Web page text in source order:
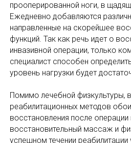
прооперированной ноги, в
Ежедневно добавляются
направленные на скорейшее
функций. Так как речь идет о
инвазивной операции, только
специалист способен
уровень нагрузки будет
Помимо лечебной физкультуры,
реабилитационных методов
восстановления после операции
восстановительный массаж и
успешном течении